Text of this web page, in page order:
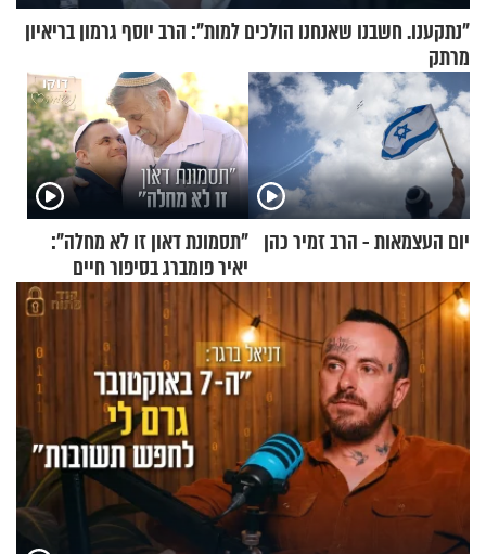
"נתקענו. חשבנו שאנחנו הולכים למות": הרב יוסף גרמון בריאיון
מרתק
יום העצמאות - הרב זמיר כהן "תסמונת דאון זו לא מחלה":
יאיר פומברג בסיפור חיים
מעורר השראה